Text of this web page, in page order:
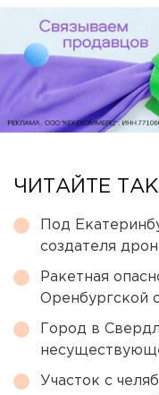
ЧИТАЙТЕ
Под
создателя
Ракетная
Оренбургской
Город в
Участок с